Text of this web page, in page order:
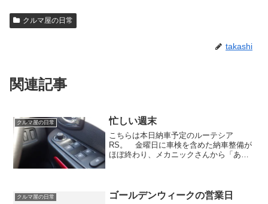
クルマ屋の日常
takashi
関連記事
クルマ屋の日常 忙しい週末
こちらは本日納車予定のルーテシア
RS。 金曜日に車検を含めた納車整備が
ほぼ終わり、メカニックさんから「あと
き作業を始めました。金曜日...
クルマ屋の日常 ゴールデンウィークの営業日